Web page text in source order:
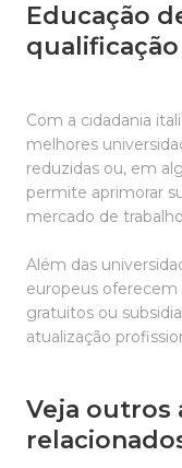
Educação
Com a cidadania
melhores
reduzidas ou, em
permite aprimorar
mercado de
Além das
europeus oferecem
gratuitos ou
atualização
Veja outros